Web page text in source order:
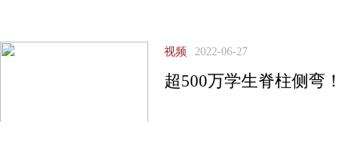
视频 2022-06-27
超500万学生脊柱侧弯！